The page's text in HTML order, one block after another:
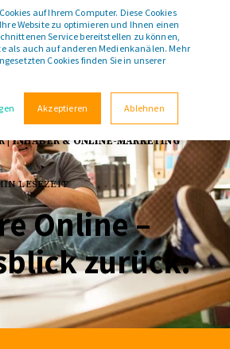
auf Ihrem Computer. Diese Cookies
Website zu optimieren und Ihnen einen
Service bereitstellen zu können,
als auch auf anderen Medienkanälen. Mehr
Cookies finden Sie in unserer
Akzeptieren Ablehnen
| INHABER & ONLINE-MARKETING
LESEZEIT
Online –
zurück.